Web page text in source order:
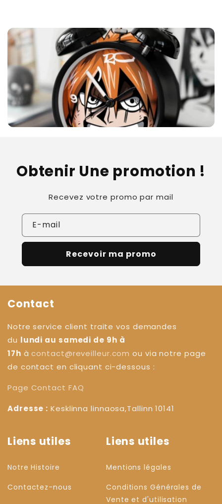
Obtenir Une promotion !
Recevez votre promo par mail
E-mail
Recevoir ma promo
Contact
Notre service client traite vos demandes
du lundi au samedi de 9h à
17h àcontact@reveilleur.com ou via notre page
de contact en cliquant ci-dessous :
Page Contact FAQ
Adresse : Kesklinna linnaosa,Tallinn 10141
Liens utiles
Notre Histoire
Contactez-nous
Liens utiles
Mentions légales
Conditions Générales de
Vente et d'utilisation